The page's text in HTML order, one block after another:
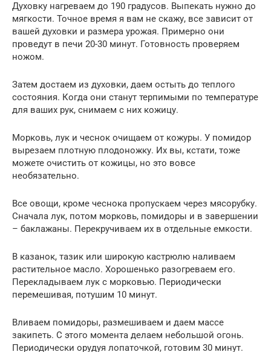
Духовку нагреваем до 190 градусов. Выпекать нужно до
мягкости. Точное время я вам не скажу, все зависит от
вашей духовки и размера урожая. Примерно они
проведут в печи 20-30 минут. Готовность проверяем
ножом.
Затем достаем из духовки, даем остыть до теплого
состояния. Когда они станут терпимыми по температуре
для ваших рук, снимаем с них кожицу.
Морковь, лук и чеснок очищаем от кожуры. У помидор
вырезаем плотную плодоножку. Их вы, кстати, тоже
можете очистить от кожицы, но это вовсе
необязательно.
Все овощи, кроме чеснока пропускаем через мясорубку.
Сначала лук, потом морковь, помидоры и в завершении
– баклажаны. Перекручиваем их в отдельные емкости.
В казанок, тазик или широкую кастрюлю наливаем
растительное масло. Хорошенько разогреваем его.
Перекладываем лук с морковью. Периодически
перемешивая, потушим 10 минут.
Вливаем помидоры, размешиваем и даем массе
закипеть. С этого момента делаем небольшой огонь.
Периодически орудуя лопаточкой, готовим 30 минут.